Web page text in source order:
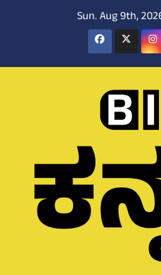
Sun. Aug 9th,